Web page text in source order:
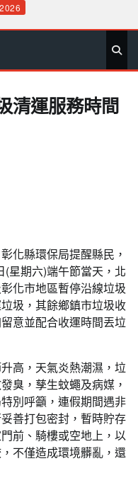
運 旅 政 地 專
清運服務時間
化縣環保局提醒縣民，
星期六)端午節當天，北
化市地區暫停沿線垃圾
圾，其餘鄉鎮市垃圾收
意並配合收運時間丟垃
高，天氣炎熱潮濕，垃
臭，孳生蚊蠅及病媒，
別呼籲，連假期間遇非
善打包密封，暫時貯存
前、騎樓或空地上，以
不僅造成環境髒亂，還